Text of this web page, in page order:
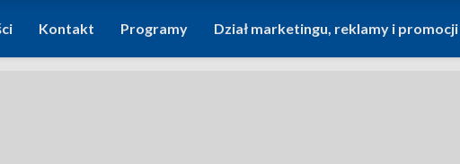
Kontakt Programy Dział marketingu, reklamy i promocji